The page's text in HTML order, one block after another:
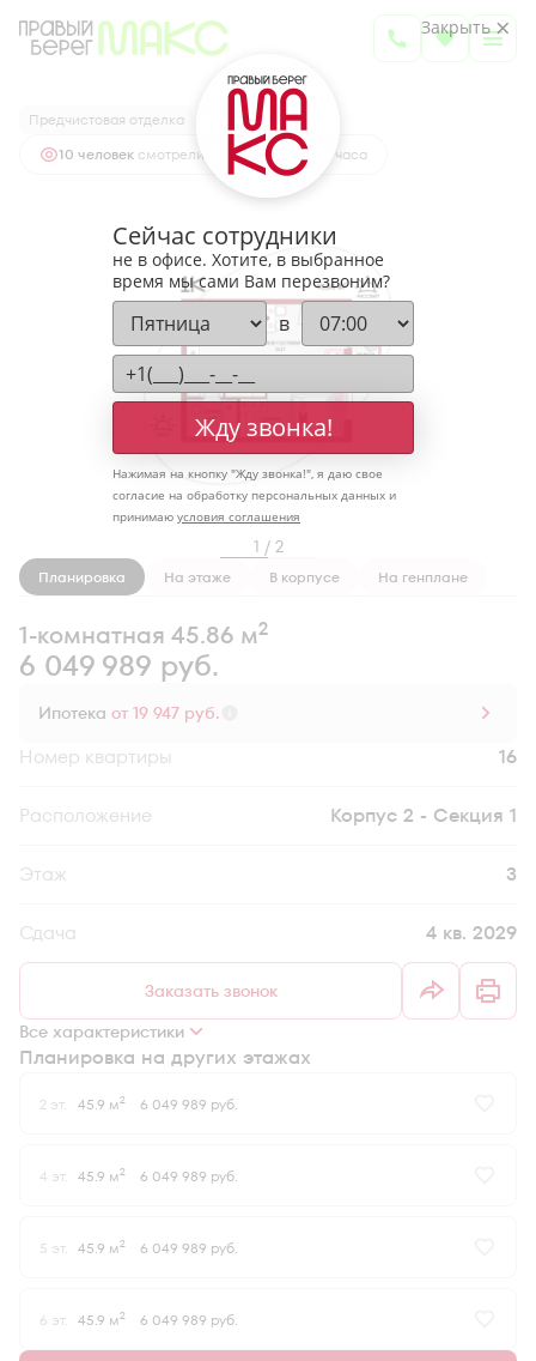
1-комнатная45.86 м2
6 049 989 руб.
Ипотекаот 19 947 руб.
Предчистовая отделка
10 человек смотрели эту квартиру за 24 часа
1 / 2
Планировка На этаже В корпусе На генплане
1-комнатная 45.86 м2
6 049 989 руб.
Ипотека от 19 947 руб.
Номер квартиры 16
Секция Корпус 2 - Секция 1
Этаж 3
Сдача 4 кв. 2029
Заказать звонок
Все характеристики
Планировка на других этажах
2 эт. 45.9 м2 6 049 989 руб.
4 эт. 45.9 м2 6 049 989 руб.
5 эт. 45.9 м2 6 049 989 руб.
6 эт. 45.9 м2 6 049 989 руб.
Закрыть
Сейчас сотрудники
не в офисе. Хотите, в выбранное
время мы сами Вам перезвоним?
в
Жду звонка!
Нажимая на кнопку "Жду звонка!", я даю свое
согласие на обработку персональных данных и
принимаю условия соглашения